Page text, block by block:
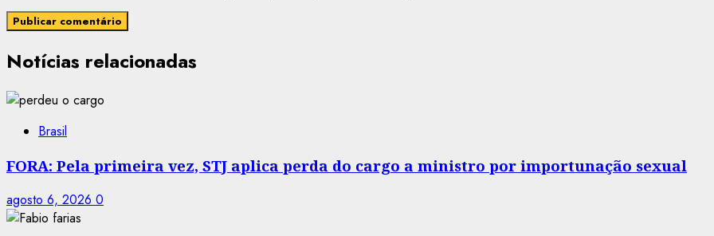
Notícias relacionadas
Brasil
FORA: Pela primeira vez, STJ aplica perda do cargo a ministro por importunação sexual
agosto 6, 2026 0